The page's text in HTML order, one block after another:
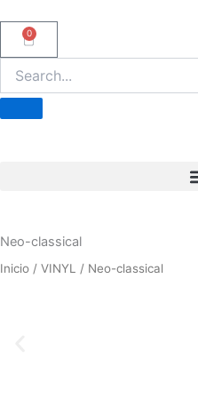
0
Carrito
Neo-classical
Inicio / VINYL / Neo-classical